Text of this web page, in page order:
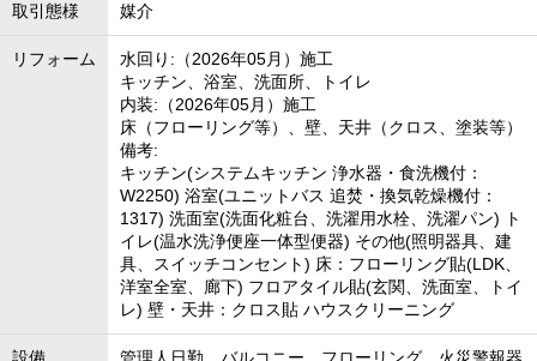
取引態様 媒介
リフォーム
水回り:（2026年05月）施工
キッチン、浴室、洗面所、トイレ
内装:（2026年05月）施工
床（フローリング等）、壁、天井（クロス、塗装等）
備考:
キッチン(システムキッチン 浄水器・食洗機付：
W2250) 浴室(ユニットバス 追焚・換気乾燥機付：
1317) 洗面室(洗面化粧台、洗濯用水栓、洗濯パン) ト
イレ(温水洗浄便座一体型便器) その他(照明器具、建
具、スイッチコンセント) 床：フローリング貼(LDK、
洋室全室、廊下) フロアタイル貼(玄関、洗面室、トイ
レ) 壁・天井：クロス貼 ハウスクリーニング